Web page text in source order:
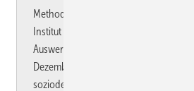
Methode: Alle BEM-Fälle im Schuldienst
Institut für Lehrergesundheit (IfL) seit
Auswertung wurden alle Fälle zwischen
Dezember 2017 herangezogen.
soziodemografische Daten und